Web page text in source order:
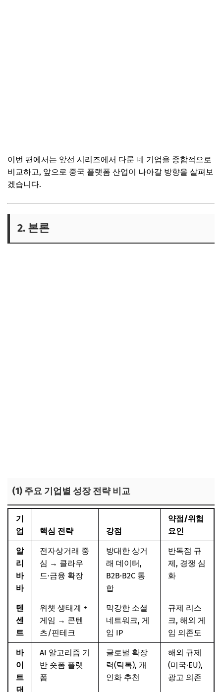
이번 편에서는 앞선 시리즈에서 다룬 네 기업을 종합적으로
비교하고, 앞으로 중국 플랫폼 산업이 나아갈 방향을 살펴보
겠습니다.
2. 본론
(1) 주요 기업별 성장 전략 비교
기
업
핵심 전략 강점
약점/위험
요인
알
리
바
바
전자상거래 중
심 → 클라우
드·금융 확장
방대한 상거
래 데이터,
B2B·B2C 통
합
반독점 규
제, 경쟁 심
화
텐
센
트
위챗 생태계 +
게임 → 콘텐
츠/핀테크
막강한 소셜
네트워크, 게
임 IP
규제 리스
크, 해외 게
임 의존도
바
이
트
댄
AI 알고리즘 기
반 숏폼 플랫
폼
글로벌 확장
력(틱톡), 개
인화 추천
해외 규제
(미국·EU),
광고 의존